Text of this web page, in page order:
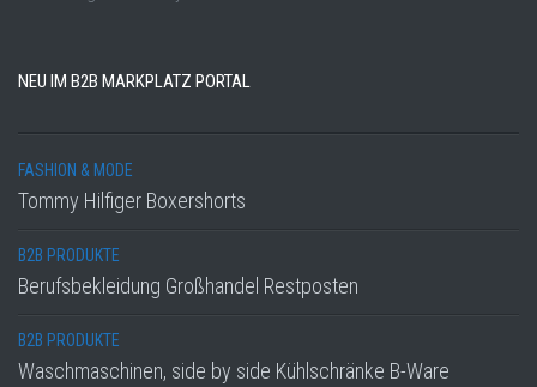
NEU IM B2B MARKPLATZ PORTAL
FASHION & MODE
Tommy Hilfiger Boxershorts
B2B PRODUKTE
Berufsbekleidung Großhandel Restposten
B2B PRODUKTE
Waschmaschinen, side by side Kühlschränke B-Ware